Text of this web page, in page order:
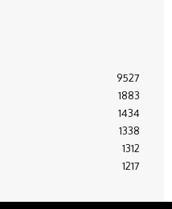
9527
1883
1434
1338
1312
1217